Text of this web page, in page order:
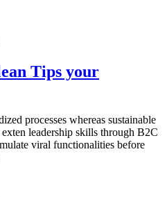
Tips your
processes whereas sustainable
leadership skills through B2C
viral functionalities before